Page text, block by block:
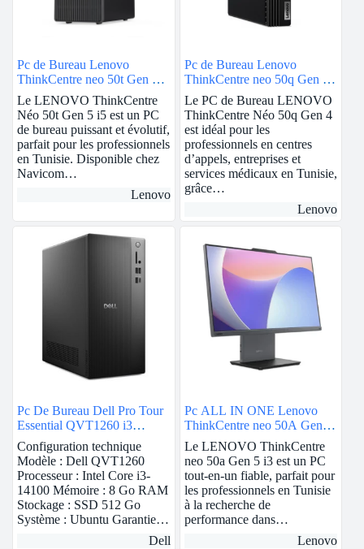
Pc de Bureau Lenovo
ThinkCentre neo 50t Gen 5 |
intel i5 | 8GB Ram
Le LENOVO ThinkCentre
Néo 50t Gen 5 i5 est un PC
de bureau puissant et évolutif,
parfait pour les professionnels
en Tunisie. Disponible chez
Navicom…
Lenovo
Pc de Bureau Lenovo
ThinkCentre neo 50q Gen 4 |
intel i3 | 8GB Ram
Le PC de Bureau LENOVO
ThinkCentre Néo 50q Gen 4
est idéal pour les
professionnels en centres
d’appels, entreprises et
services médicaux en Tunisie,
grâce…
Lenovo
Pc De Bureau Dell Pro Tour
Essential QVT1260 i3
14Gén 8Go 512Go SSD
Configuration technique
Modèle : Dell QVT1260
Processeur : Intel Core i3-
14100 Mémoire : 8 Go RAM
Stockage : SSD 512 Go
Système : Ubuntu Garantie…
Dell
Pc ALL IN ONE Lenovo
ThinkCentre neo 50A Gen 5
| 23.8″ | intel i3 | 8GB Ram
Le LENOVO ThinkCentre
neo 50a Gen 5 i3 est un PC
tout-en-un fiable, parfait pour
les professionnels en Tunisie
à la recherche de
performance dans…
Lenovo